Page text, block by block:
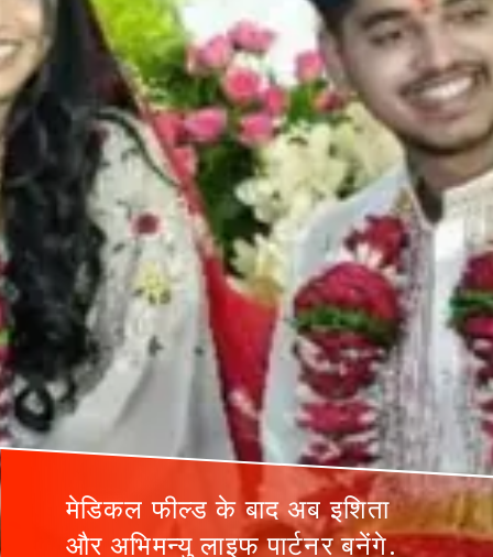
मेडिकल फील्ड के बाद अब इशिता
और अभिमन्यु लाइफ पार्टनर बनेंगे.